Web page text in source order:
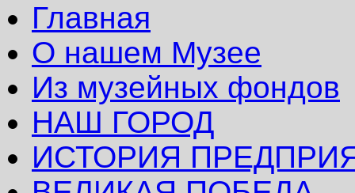
Главная
О нашем Музее
Из музейных фондов
НАШ ГОРОД
ИСТОРИЯ